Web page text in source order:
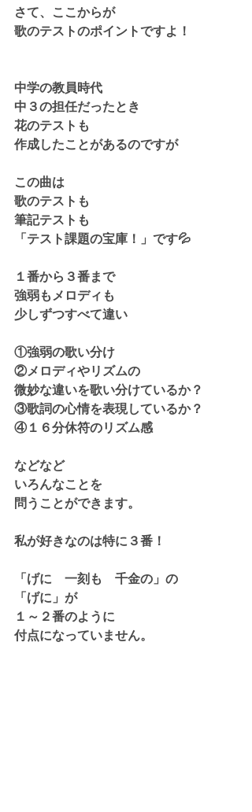
さて、ここからが
歌のテストのポイントですよ！
中学の教員時代
中３の担任だったとき
花のテストも
作成したことがあるのですが
この曲は
歌のテストも
筆記テストも
「テスト課題の宝庫！」です💦
１番から３番まで
強弱もメロディも
少しずつすべて違い
①強弱の歌い分け
②メロディやリズムの
微妙な違いを歌い分けているか？
③歌詞の心情を表現しているか？
④１６分休符のリズム感
などなど
いろんなことを
問うことができます。
私が好きなのは特に３番！
「げに　一刻も　千金の」の
「げに」が
１～２番のように
付点になっていません。